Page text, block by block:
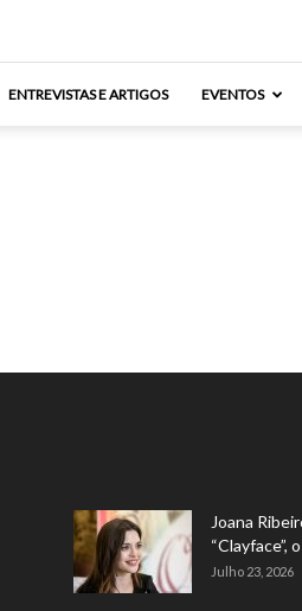
ENTREVISTAS E ARTIGOS EVENTOS
Joana
“Clayface”,
Julho 23, 2026